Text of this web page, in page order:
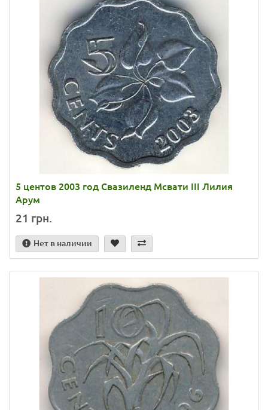
5 центов 2003 год Свазиленд Мсвати III Лилия
Арум
21 грн.
Нет в наличии